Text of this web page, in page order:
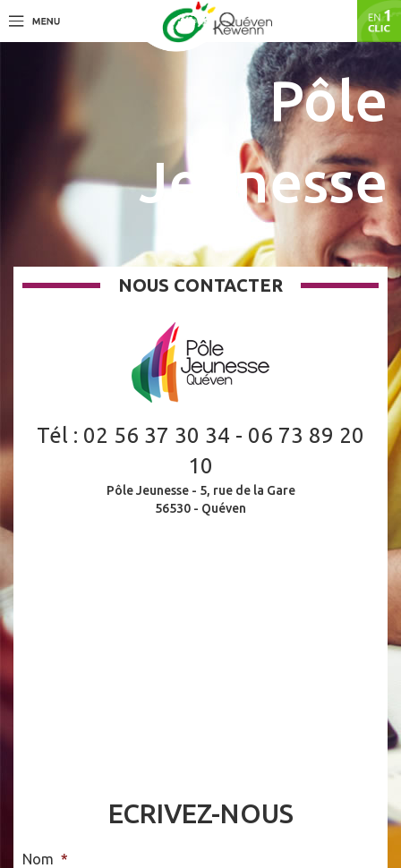
Pôle
Jeunesse
NOUS CONTACTER
Tél : 02 56 37 30 34 - 06 73 89 20
10
Pôle Jeunesse - 5, rue de la Gare
56530 - Quéven
ECRIVEZ-NOUS
Nom *